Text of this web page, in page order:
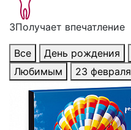
3Получает впечатление
Все День рождения
Любимым
23 февраля